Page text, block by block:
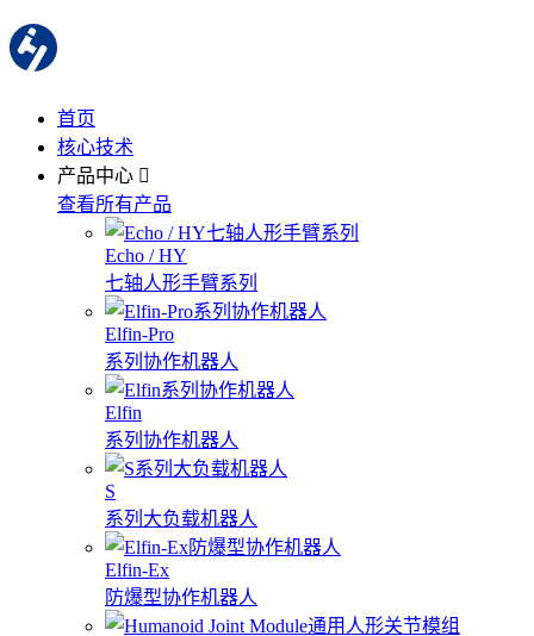
首页
核心技术
产品中心
查看所有产品
Echo / HY
七轴人形手臂系列
Elfin-Pro
系列协作机器人
Elfin
系列协作机器人
S
系列大负载机器人
Elfin-Ex
防爆型协作机器人